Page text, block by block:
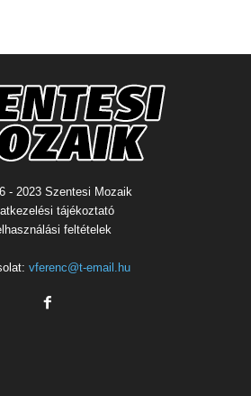
- 2023 Szentesi Mozaik
tájékoztató
feltételek
vferenc@t-email.hu